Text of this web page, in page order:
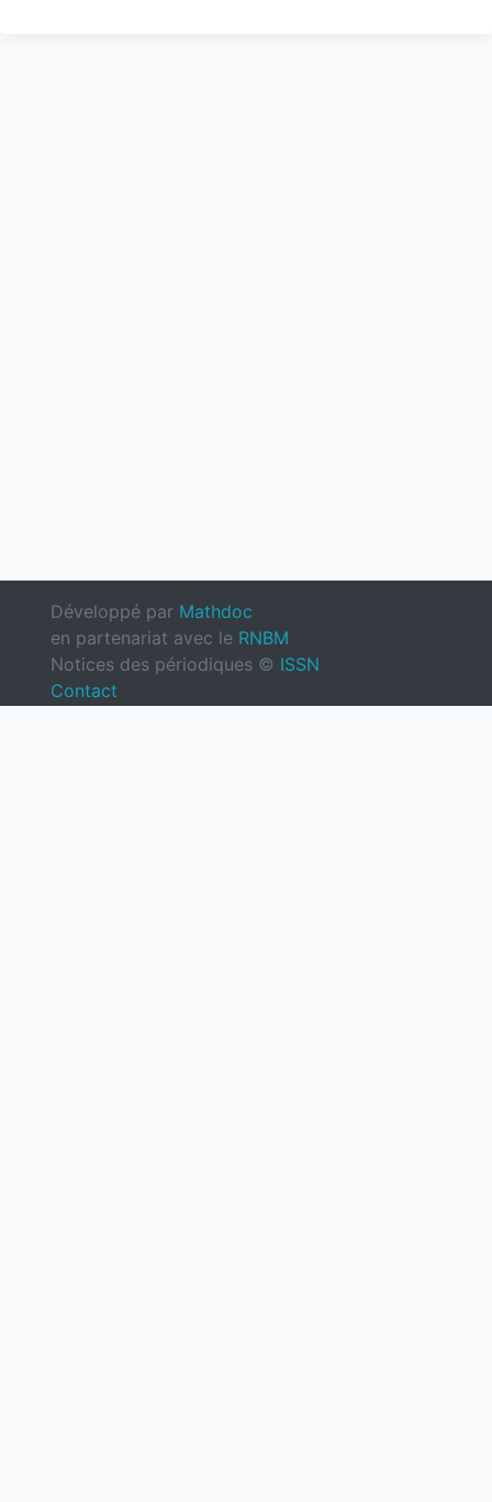
Développé par Mathdoc
en partenariat avec le RNBM
Notices des périodiques © ISSN
Contact